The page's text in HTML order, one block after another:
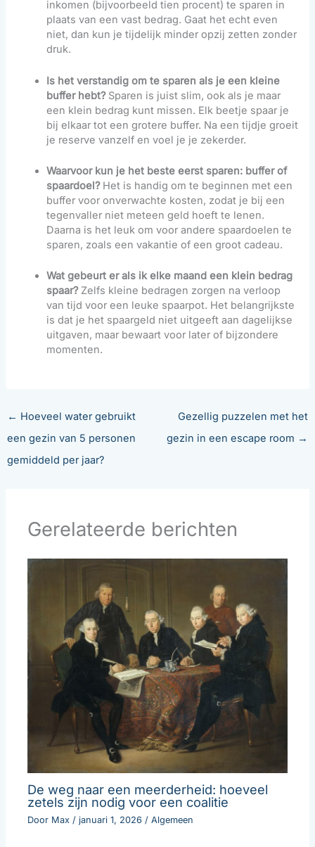
inkomen (bijvoorbeeld tien procent) te sparen in
plaats van een vast bedrag. Gaat het echt even
niet, dan kun je tijdelijk minder opzij zetten zonder
druk.
Is het verstandig om te sparen als je een kleine
buffer hebt?Sparen is juist slim, ook als je maar
een klein bedrag kunt missen. Elk beetje spaar je
bij elkaar tot een grotere buffer. Na een tijdje groeit
je reserve vanzelf en voel je je zekerder.
Waarvoor kun je het beste eerst sparen: buffer of
spaardoel?Het is handig om te beginnen met een
buffer voor onverwachte kosten, zodat je bij een
tegenvaller niet meteen geld hoeft te lenen.
Daarna is het leuk om voor andere spaardoelen te
sparen, zoals een vakantie of een groot cadeau.
Wat gebeurt er als ik elke maand een klein bedrag
spaar?Zelfs kleine bedragen zorgen na verloop
van tijd voor een leuke spaarpot. Het belangrijkste
is dat je het spaargeld niet uitgeeft aan dagelijkse
uitgaven, maar bewaart voor later of bijzondere
momenten.
← Hoeveel water gebruikt
een gezin van 5 personen
gemiddeld per jaar?
Gezellig puzzelen met het
gezin in een escape room →
Gerelateerde berichten
De weg naar een meerderheid: hoeveel
zetels zijn nodig voor een coalitie
Door Max / januari 1, 2026 /Algemeen